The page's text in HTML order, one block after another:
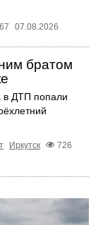
07.08.2026
братом
в ДТП попали
Иркутск
726